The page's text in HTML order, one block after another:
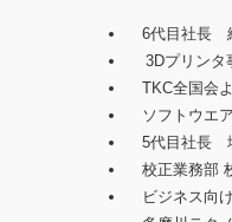
6代目社長
3Dプリンタ
TKC全国会
ソフトウエ
5代目社長
校正業務部
ビジネス向